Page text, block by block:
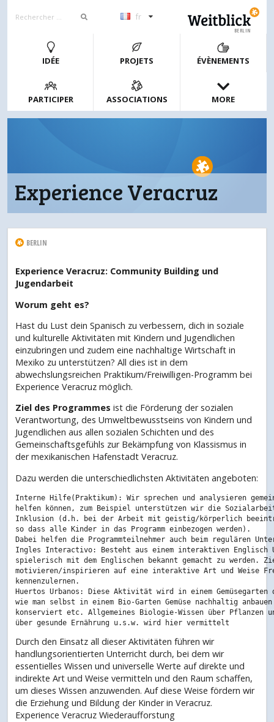
fr
BERLIN
IDÉE PROJETS ÉVÈNEMENTS
PARTICIPER ASSOCIATIONS MORE
Experience Veracruz
BERLIN
Experience Veracruz: Community Building und
Jugendarbeit
Worum geht es?
Hast du Lust dein Spanisch zu verbessern, dich in soziale
und kulturelle Aktivitäten mit Kindern und Jugendlichen
einzubringen und zudem eine nachhaltige Wirtschaft in
Mexiko zu unterstützen? All dies ist in dem
abwechslungsreichen Praktikum/Freiwilligen-Programm bei
Experience Veracruz möglich.
Ziel des Programmes ist die Förderung der sozialen
Verantwortung, des Umweltbewusstseins von Kindern und
Jugendlichen aus allen sozialen Schichten und des
Gemeinschaftsgefühls zur Bekämpfung von Klassismus in
der mexikanischen Hafenstadt Veracruz.
Dazu werden die unterschiedlichsten Aktivitäten angeboten:
Interne Hilfe(Praktikum): Wir sprechen und analysieren
helfen können, zum Beispiel unterstützen wir die
Inklusion (d.h. bei der Arbeit mit geistig/körperlich
so dass alle Kinder in das Programm einbezogen werden).
Dabei helfen die Programmteilnehmer auch beim regulären
Ingles Interactivo: Besteht aus einem interaktiven Englisch
spielerisch mit dem Englischen bekannt gemacht zu werden.
motivieren/inspirieren auf eine interaktive Art und Weise
kennenzulernen.
Huertos Urbanos: Diese Aktivität wird in einem
wie man selbst in einem Bio-Garten Gemüse nachhaltig
konserviert etc. Allgemeines Biologie-Wissen über Pflanzen
Durch den Einsatz all dieser Aktivitäten führen wir
handlungsorientierten Unterricht durch, bei dem wir
essentielles Wissen und universelle Werte auf direkte und
indirekte Art und Weise vermitteln und den Raum schaffen,
um dieses Wissen anzuwenden. Auf diese Weise fördern wir
die Erziehung und Bildung der Kinder in Veracruz.
Experience Veracruz Wiederaufforstung